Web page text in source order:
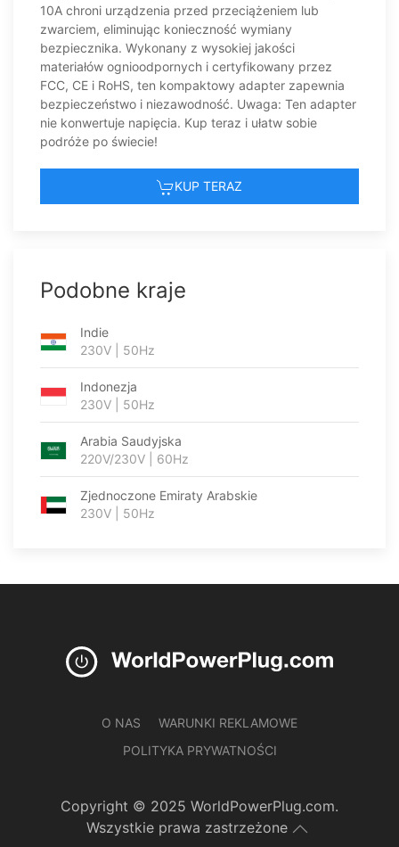
10A chroni urządzenia przed przeciążeniem lub
zwarciem, eliminując konieczność wymiany
bezpiecznika. Wykonany z wysokiej jakości
materiałów ognioodpornych i certyfikowany przez
FCC, CE i RoHS, ten kompaktowy adapter zapewnia
bezpieczeństwo i niezawodność. Uwaga: Ten adapter
nie konwertuje napięcia. Kup teraz i ułatw sobie
podróże po świecie!
KUP TERAZ
Podobne kraje
Indie
230V | 50Hz
Indonezja
230V | 50Hz
Arabia Saudyjska
220V/230V | 60Hz
Zjednoczone Emiraty Arabskie
230V | 50Hz
O NAS
WARUNKI REKLAMOWE
POLITYKA PRYWATNOŚCI
Copyright © 2025 WorldPowerPlug.com.
Wszystkie prawa zastrzeżone